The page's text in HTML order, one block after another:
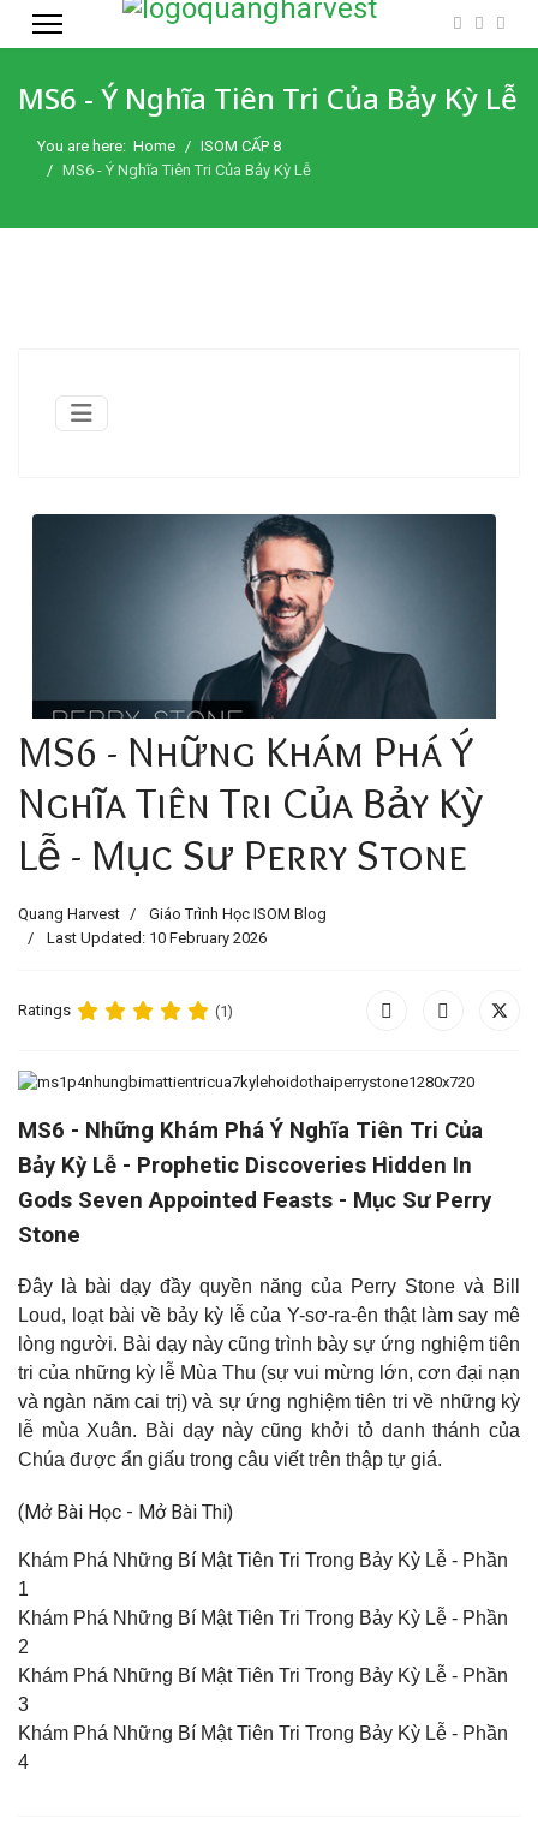
MS6 - Ý Nghĩa Tiên Tri Của Bảy Kỳ Lễ
You are here: Home
ISOM CẤP 8
MS6 - Ý Nghĩa Tiên Tri Của Bảy Kỳ Lễ
MS6 - Những Khám Phá Ý
Nghĩa Tiên Tri Của Bảy Kỳ
Lễ - Mục Sư Perry Stone
Quang Harvest
Giáo Trình Học ISOM Blog
Last Updated: 10 February 2026
Ratings (1)
MS6 - Những Khám Phá Ý Nghĩa Tiên Tri Của
Bảy Kỳ Lễ - Prophetic Discoveries Hidden In
Gods Seven Appointed Feasts - Mục Sư Perry
Stone
Đây là bài dạy đầy quyền năng của Perry Stone và Bill
Loud, loạt bài về bảy kỳ lễ của Y-sơ-ra-ên thật làm say mê
lòng người. Bài dạy này cũng trình bày sự ứng nghiệm tiên
tri của những kỳ lễ Mùa Thu (sự vui mừng lớn, cơn đại nạn
và ngàn năm cai trị) và sự ứng nghiệm tiên tri về những kỳ
lễ mùa Xuân. Bài dạy này cũng khởi tỏ danh thánh của
Chúa được ẩn giấu trong câu viết trên thập tự giá.
(Mở Bài Học - Mở Bài Thi)
Khám Phá Những Bí Mật Tiên Tri Trong Bảy Kỳ Lễ - Phần
1
Khám Phá Những Bí Mật Tiên Tri Trong Bảy Kỳ Lễ - Phần
2
Khám Phá Những Bí Mật Tiên Tri Trong Bảy Kỳ Lễ - Phần
3
Khám Phá Những Bí Mật Tiên Tri Trong Bảy Kỳ Lễ - Phần
4